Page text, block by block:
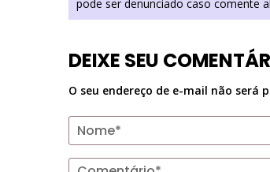
pode ser denunciado caso comente
DEIXE SEU
O seu endereço de e-mail não será